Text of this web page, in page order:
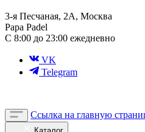
3-я Песчаная, 2А, Москва
Papa Padel
С 8:00 до 23:00 ежедневно
VK
Telegram
Ссылка на главную